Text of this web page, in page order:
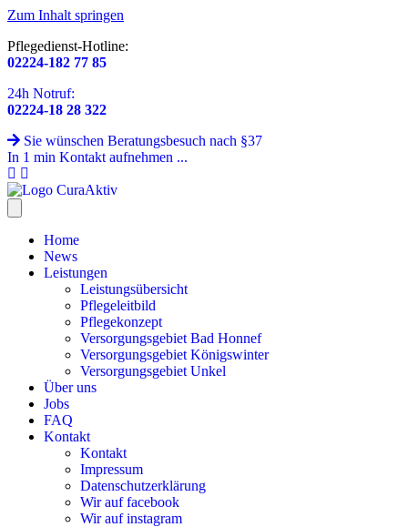
Zum Inhalt springen
Pflegedienst-Hotline:
02224-182 77 85
24h Notruf:
02224-18 28 322
Sie wünschen Beratungsbesuch nach §37
In 1 min Kontakt aufnehmen ...
Home
News
Leistungen
Leistungsübersicht
Pflegeleitbild
Pflegekonzept
Versorgungsgebiet Bad Honnef
Versorgungsgebiet Königswinter
Versorgungsgebiet Unkel
Über uns
Jobs
FAQ
Kontakt
Kontakt
Impressum
Datenschutzerklärung
Wir auf facebook
Wir auf instagram